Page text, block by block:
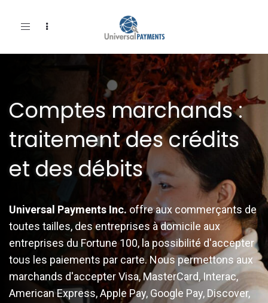
Toggle
Comptes marchands :
traitement des crédits
et des débits
Universal Payments Inc. offre aux commerçants de
toutes tailles, des entreprises à domicile aux
entreprises du Fortune 100, la possibilité d'accepter
tous les paiements par carte. Nous permettons aux
marchands d'accepter Visa, MasterCard, Interac,
American Express, Apple Pay, Google Pay, Discover,